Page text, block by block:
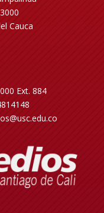
Cauca
Ext. 884